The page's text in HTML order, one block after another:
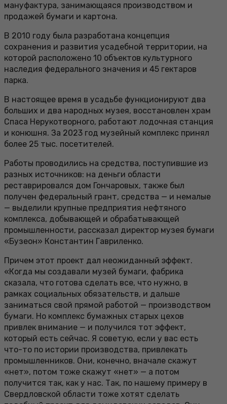
мануфактура, занимающаяся производством и
продажей бумаги и картона.
В 2010 году была разработана концепция
сохранения и развития усадебной территории, на
которой расположено 10 объектов культурного
наследия федерального значения и 45 гектаров
парка.
В настоящее время в усадьбе функционируют два
больших и два народных музея, восстановлен храм
Спаса Нерукотворного, работают лодочная станция
и конюшня. За 2023 год музейный комплекс принял
более 25 тыс. посетителей.
Работы проводились на средства, поступившие из
разных источников: на деньги области
реставрировался дом Гончаровых, также был
получен федеральный грант, средства — и немалые
— выделили крупные предприятия нефтяного
комплекса, добывающей и обрабатывающей
промышленности, рассказал директор музея бумаги
«Бузеон» Константин Гавриленко.
Причем этот проект дал неожиданный эффект.
«Когда мы создавали музей бумаги, фабрика
сказала, что готова сделать все, что нужно, в
рамках социальных обязательств, и дальше
заниматься свой прямой работой — производством
бумаги. Но комплекс бумажных старых цехов
привлек внимание — и получился тот эффект,
который есть сейчас. Я советую, если у вас есть
что-то по истории производства, привлекать
промышленников. Они, конечно, вначале скажут
«нет», потом тоже скажут «нет» — а потом
получится так, как у нас. Так, по нашему примеру в
Свердловской области тоже хотят сделать